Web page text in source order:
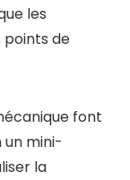
les
de
font
mini-
la